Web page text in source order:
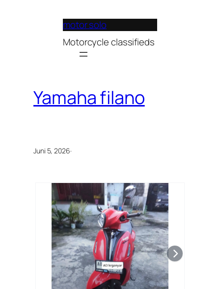
motor solo
Motorcycle classifieds
Yamaha filano
Juni 5, 2026·